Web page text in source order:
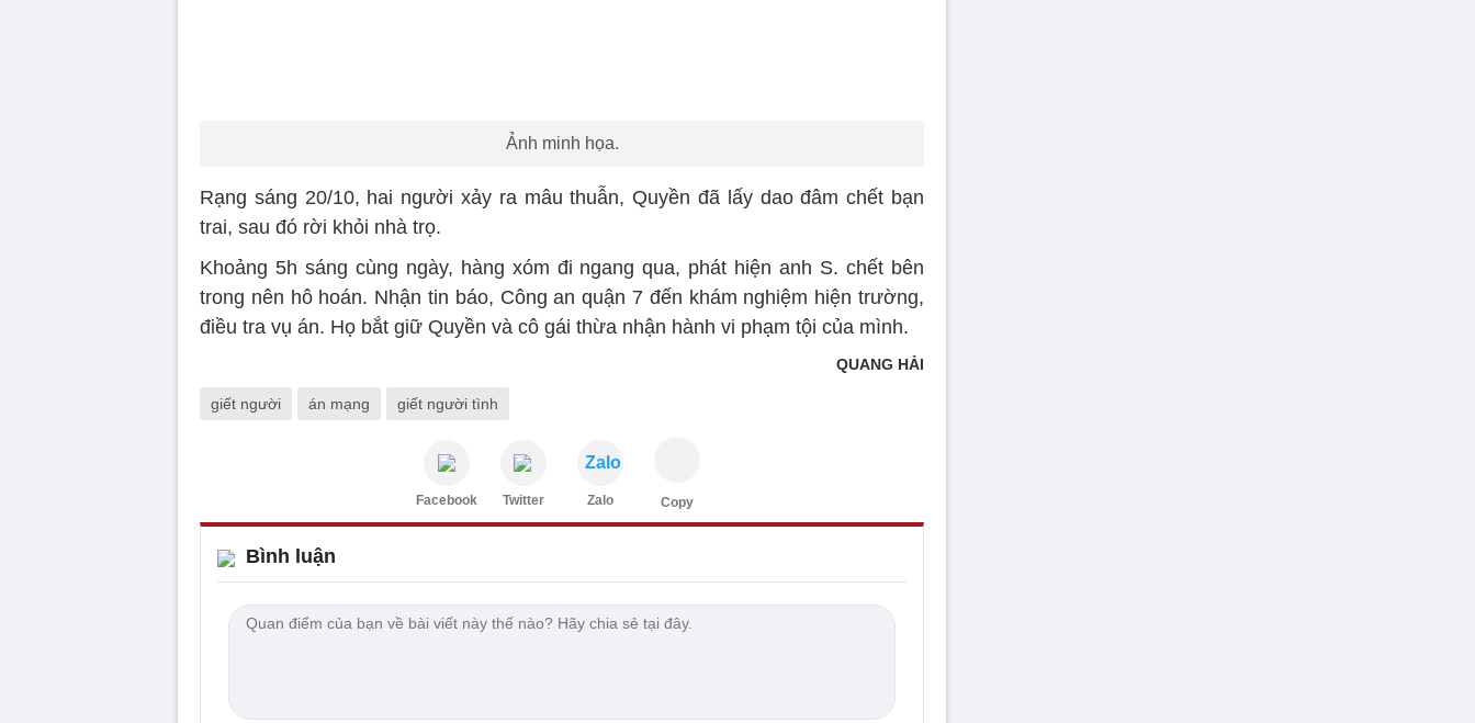
Ảnh minh họa.
Rạng sáng 20/10, hai người xảy ra mâu thuẫn, Quyền đã lấy dao đâm chết bạn
trai, sau đó rời khỏi nhà trọ.
Khoảng 5h sáng cùng ngày, hàng xóm đi ngang qua, phát hiện anh S. chết bên
trong nên hô hoán. Nhận tin báo, Công an quận 7 đến khám nghiệm hiện trường,
điều tra vụ án. Họ bắt giữ Quyền và cô gái thừa nhận hành vi phạm tội của mình.
QUANG HẢI
giết người án mạng giết người tình
Facebook Twitter
Zalo
Zalo Copy
Bình luận